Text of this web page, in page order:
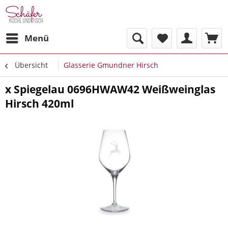
Menü
Übersicht Glasserie Gmundner Hirsch
x Spiegelau 0696HWAW42 Weißweinglas
Hirsch 420ml